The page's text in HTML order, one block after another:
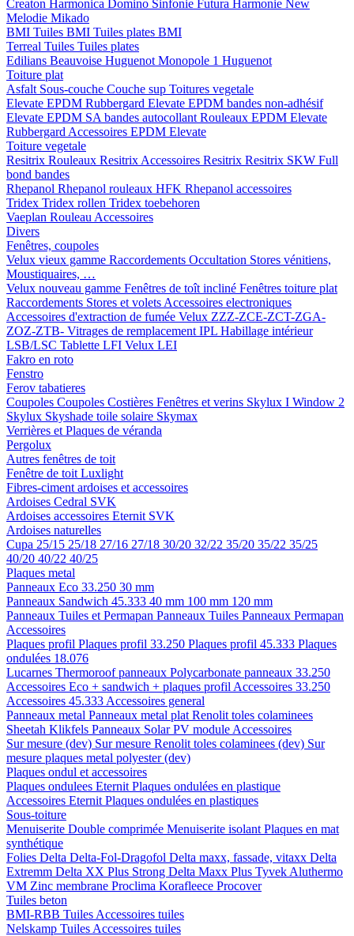
Creaton Harmonica Domino Sinfonie Futura Harmonie New
Melodie Mikado
BMI Tuiles BMI Tuiles plates BMI
Terreal Tuiles Tuiles plates
Edilians Beauvoise Huguenot Monopole 1 Huguenot
Toiture plat
Asfalt Sous-couche Couche sup Toitures vegetale
Elevate EPDM Rubbergard Elevate EPDM bandes non-adhésif
Elevate EPDM SA bandes autocollant Rouleaux EPDM Elevate
Rubbergard Accessoires EPDM Elevate
Toiture vegetale
Resitrix Rouleaux Resitrix Accessoires Resitrix Resitrix SKW Full
bond bandes
Rhepanol Rhepanol rouleaux HFK Rhepanol accessoires
Tridex Tridex rollen Tridex toebehoren
Vaeplan Rouleau Accessoires
Divers
Fenêtres, coupoles
Velux vieux gamme Raccordements Occultation Stores vénitiens,
Moustiquaires, …
Velux nouveau gamme Fenêtres de toît incliné Fenêtres toiture plat
Raccordements Stores et volets Accessoires electroniques
Accessoires d'extraction de fumée Velux ZZZ-ZCE-ZCT-ZGA-
ZOZ-ZTB- Vitrages de remplacement IPL Habillage intérieur
LSB/LSC Tablette LFI Velux LEI
Fakro en roto
Fenstro
Ferov tabatieres
Coupoles Coupoles Costières Fenêtres et verins Skylux I Window 2
Skylux Skyshade toile solaire Skymax
Verrières et Plaques de véranda
Pergolux
Autres fenêtres de toit
Fenêtre de toit Luxlight
Fibres-ciment ardoises et accessoires
Ardoises Cedral SVK
Ardoises accessoires Eternit SVK
Ardoises naturelles
Cupa 25/15 25/18 27/16 27/18 30/20 32/22 35/20 35/22 35/25
40/20 40/22 40/25
Plaques metal
Panneaux Eco 33.250 30 mm
Panneaux Sandwich 45.333 40 mm 100 mm 120 mm
Panneaux Tuiles et Permapan Panneaux Tuiles Panneaux Permapan
Accessoires
Plaques profil Plaques profil 33.250 Plaques profil 45.333 Plaques
ondulées 18.076
Lucarnes Thermoroof panneaux Polycarbonate panneaux 33.250
Accessoires Eco + sandwich + plaques profil Accessoires 33.250
Accessoires 45.333 Accessoires general
Panneaux metal Panneaux metal plat Renolit toles colaminees
Sheetah Klikfels Panneaux Solar PV module Accessoires
Sur mesure (dev) Sur mesure Renolit toles colaminees (dev) Sur
mesure plaques metal polyester (dev)
Plaques ondul et accessoires
Plaques ondulees Eternit Plaques ondulées en plastique
Accessoires Eternit Plaques ondulées en plastiques
Sous-toiture
Menuiserite Double comprimée Menuiserite isolant Plaques en mat
synthétique
Folies Delta Delta-Fol-Dragofol Delta maxx, fassade, vitaxx Delta
Extremm Delta XX Plus Strong Delta Maxx Plus Tyvek Aluthermo
VM Zinc membrane Proclima Korafleece Procover
Tuiles beton
BMI-RBB Tuiles Accessoires tuiles
Nelskamp Tuiles Accessoires tuiles